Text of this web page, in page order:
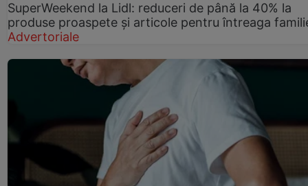
SuperWeekend la Lidl: reduceri de până la 40% la
produse proaspete și articole pentru întreaga
Advertoriale